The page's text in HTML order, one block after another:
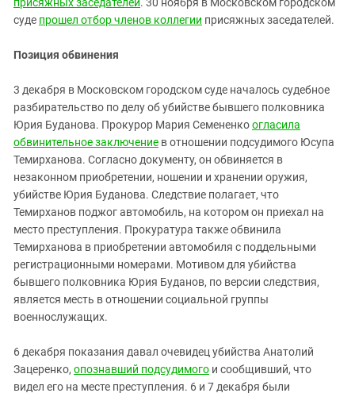
суде прошел отбор членов коллегии присяжных заседателей.
Позиция обвинения
3 декабря в Московском городском суде началось судебное
разбирательство по делу об убийстве бывшего полковника
Юрия Буданова. Прокурор Мария Семененкоогласила
обвинительное заключение в отношении подсудимого Юсупа
Темирханова. Согласно документу, он обвиняется в
незаконном приобретении, ношении и хранении оружия,
убийстве Юрия Буданова. Следствие полагает, что
Темирханов поджог автомобиль, на котором он приехал на
место преступления. Прокуратура также обвинила
Темирханова в приобретении автомобиля с поддельными
регистрационными номерами. Мотивом для убийства
бывшего полковника Юрия Буданов, по версии следствия,
является месть в отношении социальной группы
военнослужащих.
6 декабря показания давал очевидец убийства Анатолий
Зацеренко, опознавший подсудимого и сообщивший, что
видел его на месте преступления. 6 и 7 декабря были